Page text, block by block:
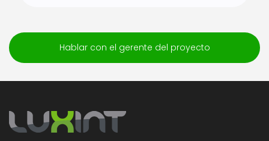
Hablar con el gerente del proyecto